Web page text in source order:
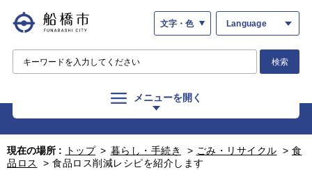
文字・色 Language
検索
メニューを開く
現在の場所 : トップ > 暮らし・手続き > ごみ・リサイクル > 食
品ロス
> 食品ロス削減レシピを紹介します